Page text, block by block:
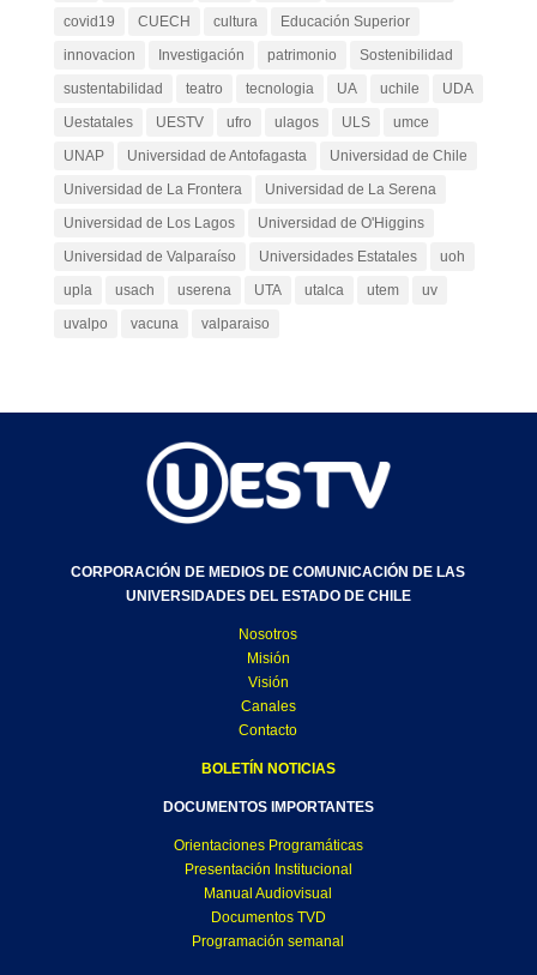
covid19 CUECH cultura
Educación Superior
innovacion
Investigación patrimonio
Sostenibilidad
sustentabilidad
teatro tecnologia UA uchile
UDA
Uestatales
UESTV ufro ulagos ULS
umce
UNAP
Universidad de Antofagasta
Universidad de Chile
Universidad de La Frontera
Universidad de La Serena
Universidad de Los Lagos
Universidad de O'Higgins
Universidad de Valparaíso
Universidades Estatales
uoh
upla
usach userena UTA utalca utem
uv
uvalpo
vacuna valparaiso
CORPORACIÓN DE MEDIOS DE COMUNICACIÓN DE LAS
UNIVERSIDADES DEL ESTADO DE CHILE
Nosotros
Misión
Visión
Canales
Contacto
BOLETÍN NOTICIAS
DOCUMENTOS IMPORTANTES
Orientaciones Programáticas
Presentación Institucional
Manual Audiovisual
Documentos TVD
Programación semanal